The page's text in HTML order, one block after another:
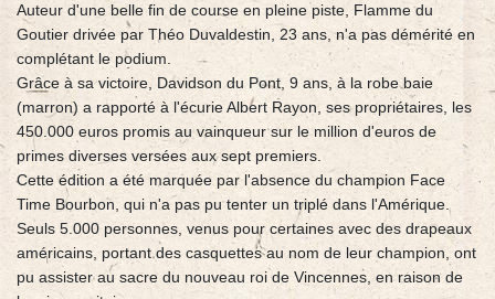
Auteur d'une belle fin de course en pleine piste, Flamme du
Goutier drivée par Théo Duvaldestin, 23 ans, n'a pas démérité en
complétant le podium.
Grâce à sa victoire, Davidson du Pont, 9 ans, à la robe baie
(marron) a rapporté à l'écurie Albert Rayon, ses propriétaires, les
450.000 euros promis au vainqueur sur le million d'euros de
primes diverses versées aux sept premiers.
Cette édition a été marquée par l'absence du champion Face
Time Bourbon, qui n'a pas pu tenter un triplé dans l'Amérique.
Seuls 5.000 personnes, venus pour certaines avec des drapeaux
américains, portant des casquettes au nom de leur champion, ont
pu assister au sacre du nouveau roi de Vincennes, en raison de